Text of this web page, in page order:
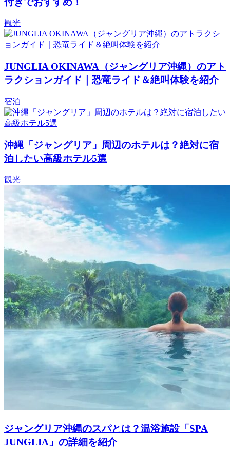
観光
JUNGLIA OKINAWA（ジャングリア沖縄）のアト
ラクションガイド｜恐竜ライド＆絶叫体験を紹介
宿泊
沖縄「ジャングリア」周辺のホテルは？絶対に宿
泊したい高級ホテル5選
観光
ジャングリア沖縄のスパとは？温浴施設「SPA
JUNGLIA」の詳細を紹介